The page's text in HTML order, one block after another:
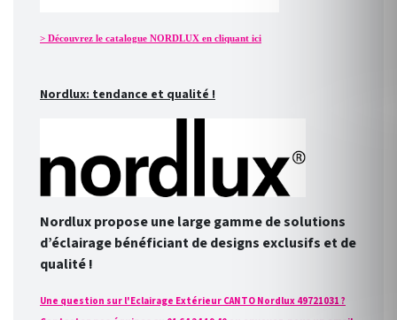
> Découvrez le catalogue NORDLUX en cliquant ici
Nordlux: tendance et qualité !
Nordlux propose une large gamme de solutions
d’éclairage bénéficiant de designs exclusifs et de
qualité !
Une question sur l'Eclairage Extérieur CANTO Nordlux 49721031 ?